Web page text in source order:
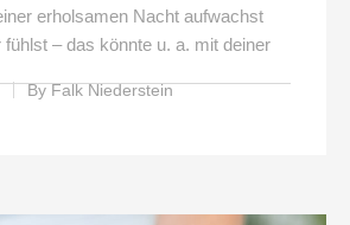
erholsamen Nacht aufwachst
– das könnte u. a. mit deiner
ByFalk Niederstein